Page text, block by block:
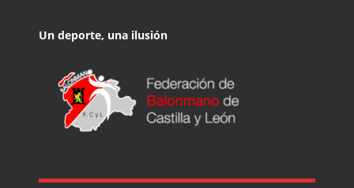
Un deporte, una ilusión